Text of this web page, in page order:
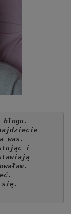
blogu.
was.
i
się.